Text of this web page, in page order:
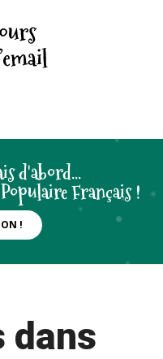
d'abord...
Français !
!
dans